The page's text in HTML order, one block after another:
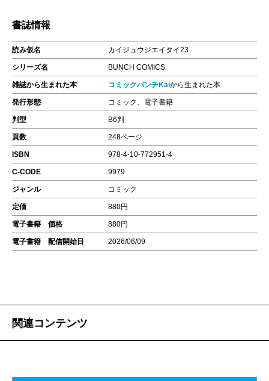
書誌情報
読み仮名 カイジュウジエイタイ23
シリーズ名 BUNCH COMICS
雑誌から生まれた本 コミックバンチKaiから生まれた本
発行形態 コミック、電子書籍
判型 B6判
頁数 248ページ
ISBN 978-4-10-772951-4
C-CODE 9979
ジャンル コミック
定価 880円
電子書籍 価格 880円
電子書籍 配信開始日 2026/06/09
関連コンテンツ